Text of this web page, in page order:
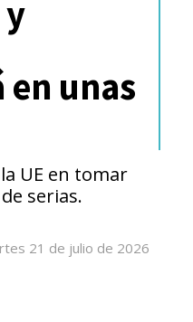
descuentos
de
noviembre
hasta un
en unas
UE en tomar
serias.
21 de julio de 2026